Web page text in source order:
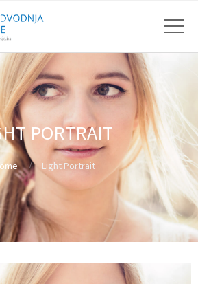
PORTRAIT
Light Portrait